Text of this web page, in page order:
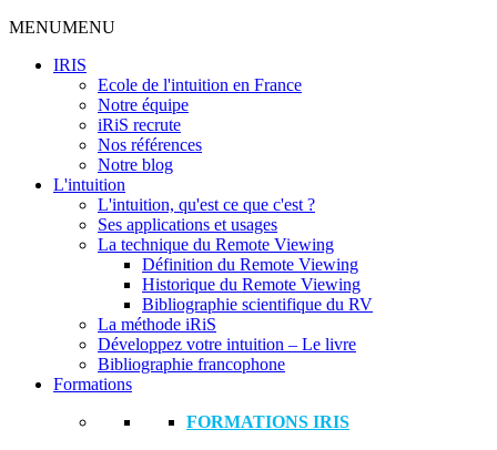
MENUMENU
IRIS
Ecole de l'intuition en France
Notre équipe
iRiS recrute
Nos références
Notre blog
L'intuition
L'intuition, qu'est ce que c'est ?
Ses applications et usages
La technique du Remote Viewing
Définition du Remote Viewing
Historique du Remote Viewing
Bibliographie scientifique du RV
La méthode iRiS
Développez votre intuition – Le livre
Bibliographie francophone
Formations
FORMATIONS IRIS